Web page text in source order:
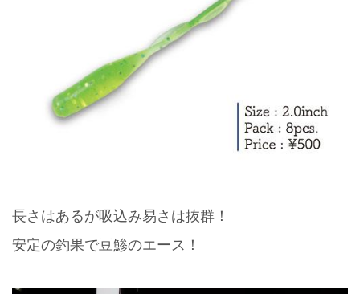
長さはあるが吸込み易さは抜群！
安定の釣果で豆鯵のエース！